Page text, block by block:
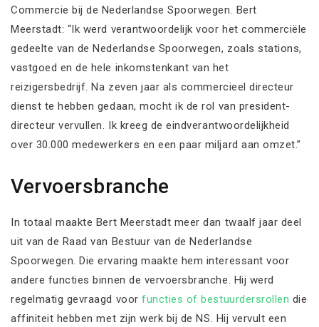
Commercie bij de Nederlandse Spoorwegen. Bert
Meerstadt: “Ik werd verantwoordelijk voor het commerciële
gedeelte van de Nederlandse Spoorwegen, zoals stations,
vastgoed en de hele inkomstenkant van het
reizigersbedrijf. Na zeven jaar als commercieel directeur
dienst te hebben gedaan, mocht ik de rol van president-
directeur vervullen. Ik kreeg de eindverantwoordelijkheid
over 30.000 medewerkers en een paar miljard aan omzet.”
Vervoersbranche
In totaal maakte Bert Meerstadt meer dan twaalf jaar deel
uit van de Raad van Bestuur van de Nederlandse
Spoorwegen. Die ervaring maakte hem interessant voor
andere functies binnen de vervoersbranche. Hij werd
regelmatig gevraagd voorfuncties of bestuurdersrollen die
affiniteit hebben met zijn werk bij de NS. Hij vervult een